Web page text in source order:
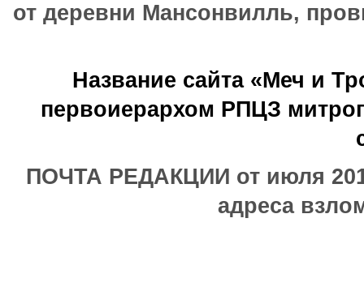
от деревни Мансонвилль,
Название сайта «Меч и
первоиерархом РПЦЗ
ПОЧТА РЕДАКЦИИ от июля
адреса